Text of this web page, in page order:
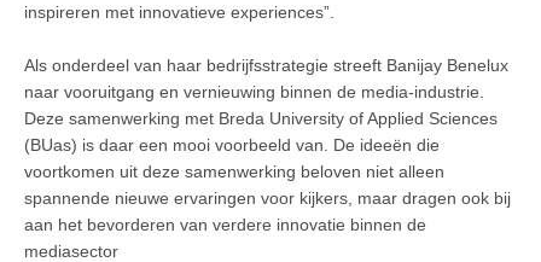
inspireren met innovatieve experiences”.
Als onderdeel van haar bedrijfsstrategie streeft Banijay Benelux
naar vooruitgang en vernieuwing binnen de media-industrie.
Deze samenwerking met Breda University of Applied Sciences
(BUas) is daar een mooi voorbeeld van. De ideeën die
voortkomen uit deze samenwerking beloven niet alleen
spannende nieuwe ervaringen voor kijkers, maar dragen ook bij
aan het bevorderen van verdere innovatie binnen de
mediasector